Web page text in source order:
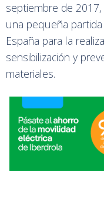
septiembre de
una pequeña
España para la
sensibilización y
materiales.